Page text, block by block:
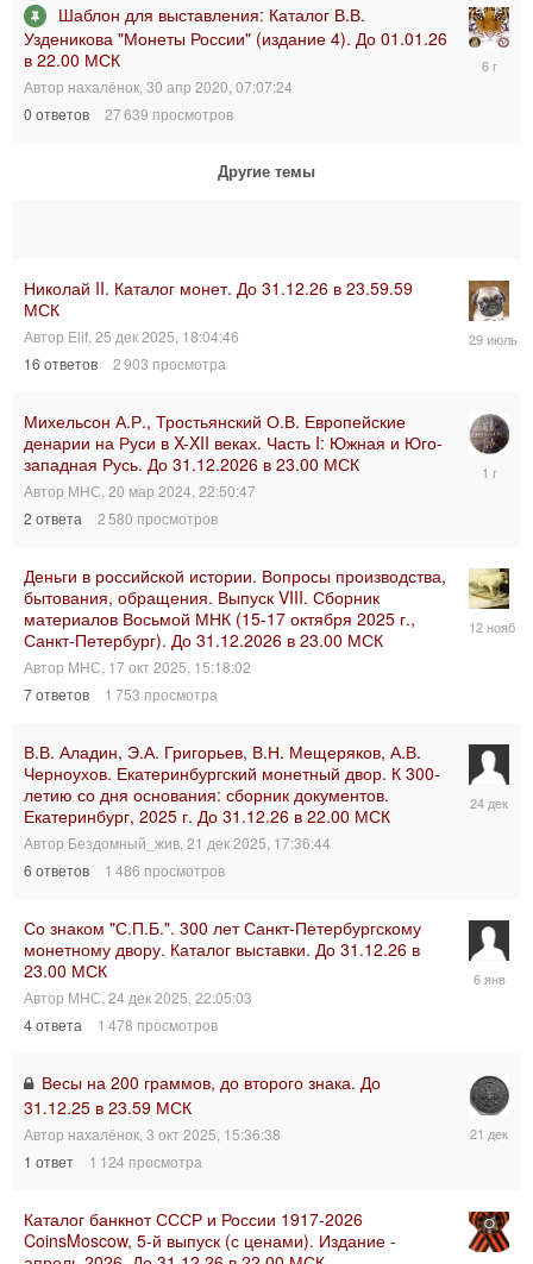
Шаблон для выставления: Каталог В.В.
Узденикова "Монеты России" (издание 4). До 01.01.26
в 22.00 МСК
Автор нахалёнок 30 апр 2020, 07:07:24
0 ответов 27 639 просмотров
30
Другие темы
Николай II. Каталог монет. До 31.12.26 в 23.59.59
МСК
Автор Elif 25 дек 2025, 18:04:46
16 ответов 2 903 просмотра
29
Михельсон А.Р., Тростьянский О.В. Европейские
денарии на Руси в X-XII веках. Часть I: Южная и Юго-
западная Русь. До 31.12.2026 в 23.00 МСК
Автор МНС 20 мар 2024, 22:50:47
2 ответа 2 580 просмотров
Деньги в российской истории. Вопросы производства,
бытования, обращения. Выпуск VIII. Сборник
материалов Восьмой МНК (15-17 октября 2025 г.,
Санкт-Петербург). До 31.12.2026 в 23.00 МСК
Автор МНС 17 окт 2025, 15:18:02
7ответов 1 753 просмотра
12
В.В. Аладин, Э.А. Григорьев, В.Н. Мещеряков, А.В.
Черноухов. Екатеринбургский монетный двор. К 300-
летию со дня основания: сборник документов.
Екатеринбург, 2025 г. До 31.12.26 в 22.00 МСК
Автор Бездомный_жив 21 дек 2025, 17:36:44
6 ответов 1 486 просмотров
24
дек
Со знаком "С.П.Б.". 300 лет Санкт-Петербургскому
монетному двору. Каталог выставки. До 31.12.26 в
23.00 МСК
Автор МНС 24 дек 2025, 22:05:03
4ответа 1 478 просмотров
6
Весы на 200 граммов, до второго знака. До
31.12.25 в 23.59 МСК
Автор нахалёнок 3 окт 2025, 15:36:38
1 ответ 1 124 просмотра
21
дек
Каталог банкнот СССР и России 1917-2026
CoinsMoscow, 5-й выпуск (с ценами). Издание -